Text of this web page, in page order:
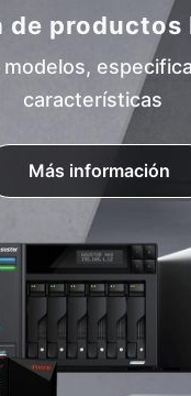
de productos
modelos,
características
Más información